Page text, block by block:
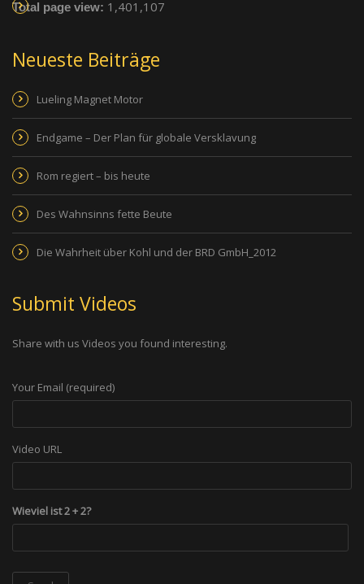
Total page view: 1,401,107
Neueste Beiträge
Lueling Magnet Motor
Endgame – Der Plan für globale Versklavung
Rom regiert – bis heute
Des Wahnsinns fette Beute
Die Wahrheit über Kohl und der BRD GmbH_2012
Submit Videos
Share with us Videos you found interesting.
Your Email (required)
Video URL
Wieviel ist 2 + 2?